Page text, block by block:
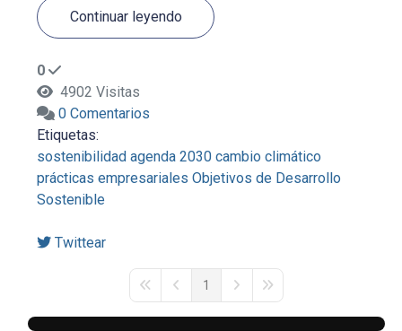
Continuar leyendo
0
4902 Visitas
0 Comentarios
Etiquetas:
sostenibilidad agenda 2030 cambio climático
prácticas empresariales Objetivos de Desarrollo
Sostenible
Twittear
First PagePrevious Page
1
Next PageLast Page